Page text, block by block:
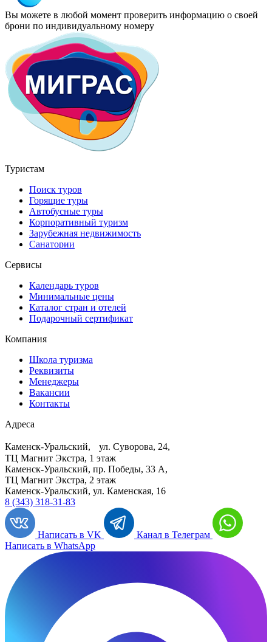
Вы можете в любой момент проверить информацию о своей
брони по индивидуальному номеру
Туристам
Поиск туров
Горящие туры
Автобусные туры
Корпоративный туризм
Зарубежная недвижимость
Санатории
Сервисы
Календарь туров
Минимальные цены
Каталог стран и отелей
Подарочный сертификат
Компания
Школа туризма
Реквизиты
Менеджеры
Вакансии
Контакты
Адреса
Каменск-Уральский, ул. Суворова, 24,
ТЦ Магнит Экстра, 1 этаж
Каменск-Уральский, пр. Победы, 33 А,
ТЦ Магнит Экстра, 2 этаж
Каменск-Уральский, ул. Каменская, 16
8 (343) 318-31-83
Написать в VK
Канал в Телеграм
Написать в WhatsApp